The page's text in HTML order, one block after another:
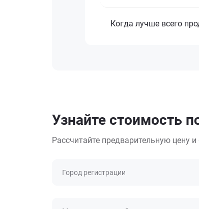
Когда лучше всего
Узнайте стоимость
Рассчитайте предварительную цену
Город регистрации